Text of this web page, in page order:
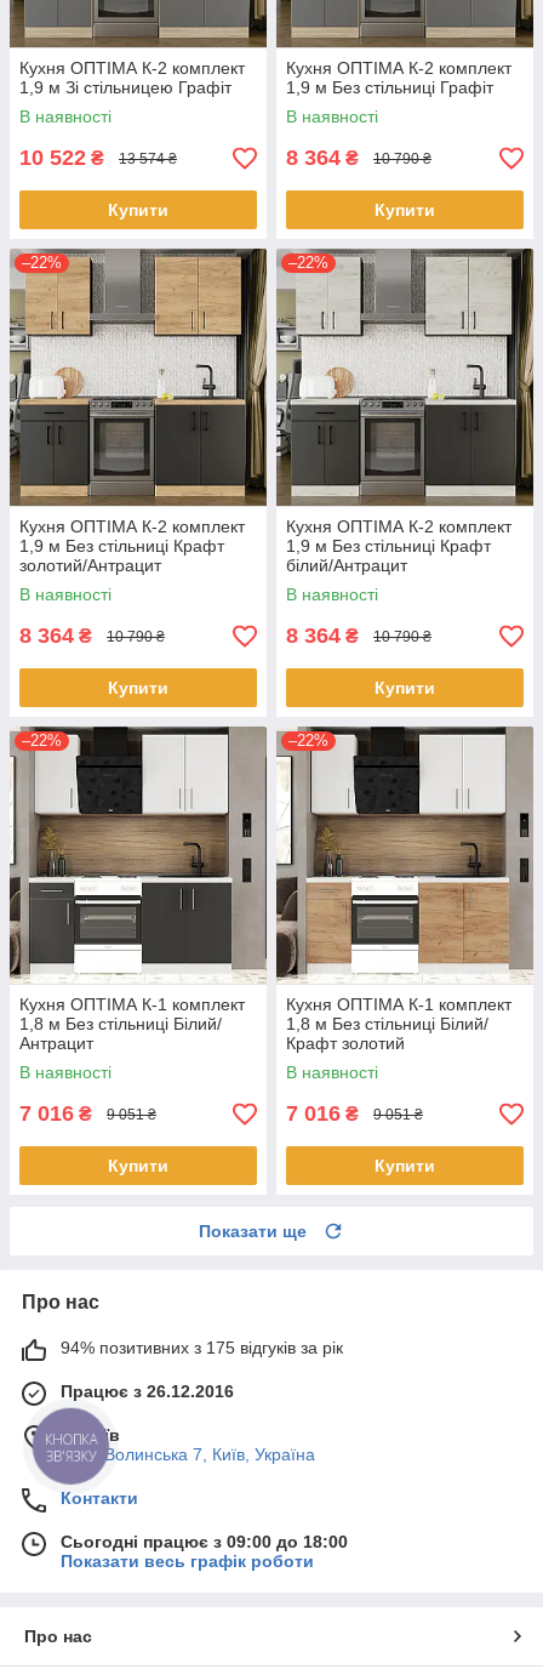
Кухня ОПТІМА К-2 комплект
1,9 м Зі стільницею Графіт
В наявності
10 522 ₴ 13 574 ₴
Купити
Кухня ОПТІМА К-2 комплект
1,9 м Без стільниці Графіт
В наявності
8 364 ₴ 10 790 ₴
Купити
–22%
Кухня ОПТІМА К-2 комплект
1,9 м Без стільниці Крафт
золотий/Антрацит
В наявності
8 364 ₴ 10 790 ₴
Купити
–22%
Кухня ОПТІМА К-2 комплект
1,9 м Без стільниці Крафт
білий/Антрацит
В наявності
8 364 ₴ 10 790 ₴
Купити
–22%
Кухня ОПТІМА К-1 комплект
1,8 м Без стільниці Білий/
Антрацит
В наявності
7 016 ₴ 9 051 ₴
Купити
–22%
Кухня ОПТІМА К-1 комплект
1,8 м Без стільниці Білий/
Крафт золотий
В наявності
7 016 ₴ 9 051 ₴
Купити
Показати ще
Про нас
94% позитивних з 175 відгуків за рік
Працює з 26.12.2016
м. Київ
Пост-Волинська 7, Київ, Україна
Контакти
Сьогодні працює з 09:00 до 18:00
Показати весь графік роботи
Про нас
КНОПКА
ЗВ'ЯЗКУ